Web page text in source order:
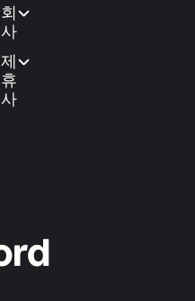
회
사
제
휴
사